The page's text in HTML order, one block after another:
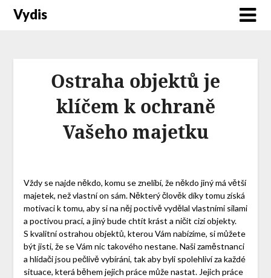
Vydis
Ostraha objektů je
klíčem k ochraně
Vašeho majetku
Vždy se najde někdo, komu se znelíbí, že někdo jiný má větší
majetek, než vlastní on sám. Některý člověk díky tomu získá
motivaci k tomu, aby si na něj poctivě vydělal vlastními silami
a poctivou prací, a jiný bude chtít krást a ničit cizí objekty.
S kvalitníostrahou objektů, kterou Vám nabízíme, si můžete
být jisti, že se Vám nic takového nestane. Naši zaměstnanci
a hlídači jsou pečlivě vybíráni, tak aby byli spolehliví za každé
situace, která během jejich práce může nastat. Jejich práce